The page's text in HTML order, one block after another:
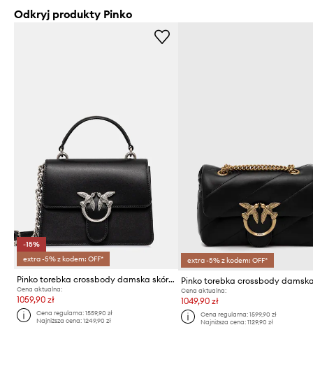
Odkryj produkty Pinko
-15%
extra -5% z kodem: OFF*
Pinko torebka crossbody damska skórzana
Cena aktualna:
1059,90 zł
Cena regularna:1559,90 zł
Najniższa cena:1249,90 zł
extra -5% z kodem: OFF*
Cena aktualna:
1049,90 zł
Cena regularna: 1599,90 zł
Najniższa cena: 1129,90 zł